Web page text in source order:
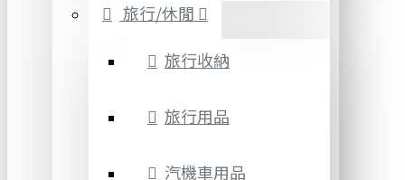
旅行/休閒
旅行收納
旅行用品
汽機車用品